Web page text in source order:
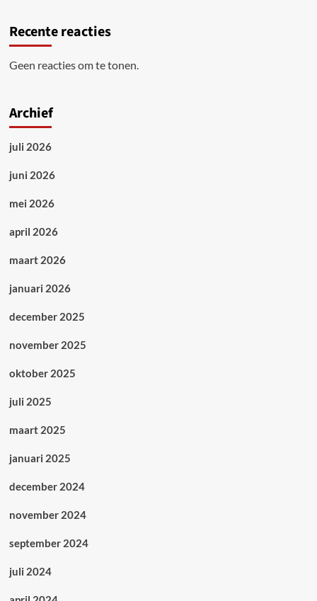
Recente reacties
Geen reacties om te tonen.
Archief
juli 2026
juni 2026
mei 2026
april 2026
maart 2026
januari 2026
december 2025
november 2025
oktober 2025
juli 2025
maart 2025
januari 2025
december 2024
november 2024
september 2024
juli 2024